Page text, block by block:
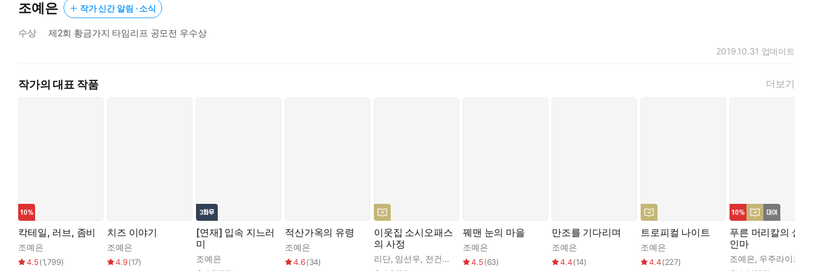
"그분은 인간의 마음을 어루만집니다. 꼭 필요한 순간에 다디단 젤리를 건넵니다." 젤리는 사람들에게 달콤한 위안을 주지만, 이내 전국의 뉴스 화면을 연분홍빛으로 뒤덮는 사건을 일으킨다. 아홉 개
의 다채로운 이야기가 퍼즐처럼 맞물리는 가운데 전체 사건의 전말이 조금씩 드러난다.
조예은 작가 신간 알림 · 소식
수상 제2회 황금가지 타임리프 공모전 우수상
2019.10.31 업데이트
작가의 대표 작품 더보기
칵테일, 러브, 좀비
조예은
4.5(1,799)
치즈 이야기
조예은
4.9(17)
[연재] 입속 지느러
미
조예은
적산가옥의 유령
조예은
4.6(34)
이웃집 소시오패스
의 사정
리단, 임선우, 전건우 정지음,조예은
꿰맨 눈의 마을
조예은
4.5(63)
만조를 기다리며
조예은
4.4(14)
트로피컬 나이트
조예은
4.4(227)
푸른 머리칼의 살
인마
조예은, 우주라이크소설